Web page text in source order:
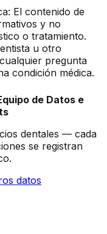
El contenido de
y no
o tratamiento.
u otro
pregunta
condición médica.
de Datos e
dentales — cada
se registran
datos